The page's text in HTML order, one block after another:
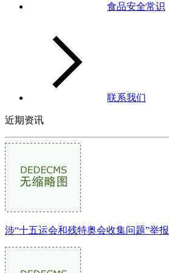
食品安全常识
联系我们
近期资讯
涉“十五运会和残特奥会收集问题”举报